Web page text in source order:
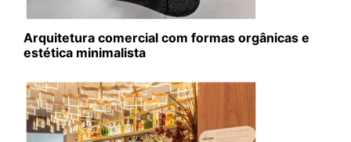
Arquitetura comercial com formas orgânicas e
estética minimalista